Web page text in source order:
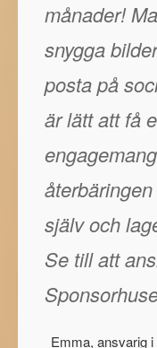
månader!
snygga
posta på
är lätt att få
själv och
Se till att
Emma, ansvarig i